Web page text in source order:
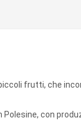
frutti, che
Polesine, con